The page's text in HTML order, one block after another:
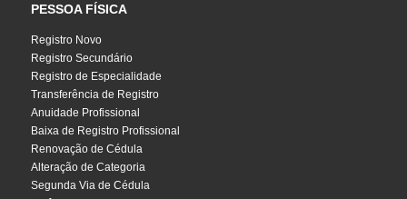
PESSOA FÍSICA
Registro Novo
Registro Secundário
Registro de Especialidade
Transferência de Registro
Anuidade Profissional
Baixa de Registro Profissional
Renovação de Cédula
Alteração de Categoria
Segunda Via de Cédula